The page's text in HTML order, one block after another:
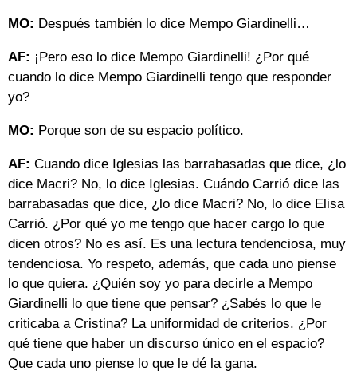
MO: Después también lo dice Mempo Giardinelli…
AF: ¡Pero eso lo dice Mempo Giardinelli! ¿Por qué
cuando lo dice Mempo Giardinelli tengo que responder
yo?
MO: Porque son de su espacio político.
AF: Cuando dice Iglesias las barrabasadas que dice, ¿lo
dice Macri? No, lo dice Iglesias. Cuándo Carrió dice las
barrabasadas que dice, ¿lo dice Macri? No, lo dice Elisa
Carrió. ¿Por qué yo me tengo que hacer cargo lo que
dicen otros? No es así. Es una lectura tendenciosa, muy
tendenciosa. Yo respeto, además, que cada uno piense
lo que quiera. ¿Quién soy yo para decirle a Mempo
Giardinelli lo que tiene que pensar? ¿Sabés lo que le
criticaba a Cristina? La uniformidad de criterios. ¿Por
qué tiene que haber un discurso único en el espacio?
Que cada uno piense lo que le dé la gana.